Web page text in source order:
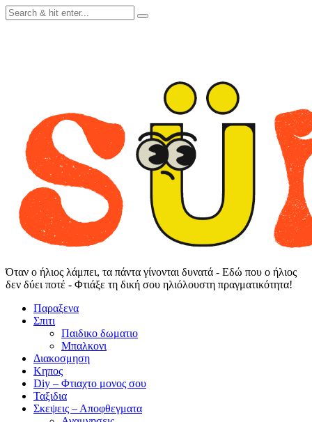
Skip
to
Όταν ο ήλιος λάμπει, τα πάντα γίνονται δυνατά - Εδώ που ο ήλιος
δεν δύει ποτέ - Φτιάξε τη δική σου ηλιόλουστη πραγματικότητα!
Παραξενα
Σπιτι
Παιδικο δωματιο
Μπαλκονι
Διακοσμηση
Κηπος
Diy – Φτιαχτο μονος σου
Ταξιδια
Σκεψεις – Αποφθεγματα